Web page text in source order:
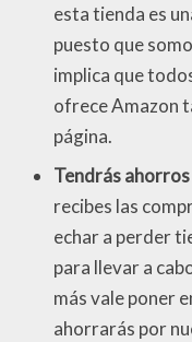
esta tienda es
puesto que
implica que
ofrece Amazon
página.
Tendrás
recibes las
echar a perder
para llevar a
más vale poner
ahorrarás por